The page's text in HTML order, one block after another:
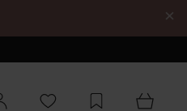
×